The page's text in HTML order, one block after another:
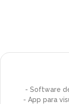
- Software
- App para